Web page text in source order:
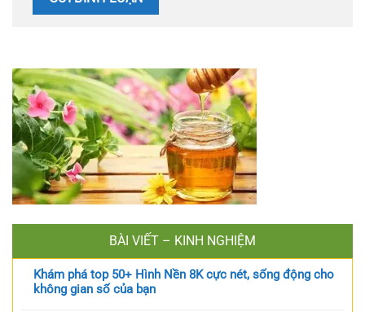
BÀI VIẾT – KINH NGHIỆM
Khám phá top 50+ Hình Nền 8K cực nét, sống động cho
không gian số của bạn